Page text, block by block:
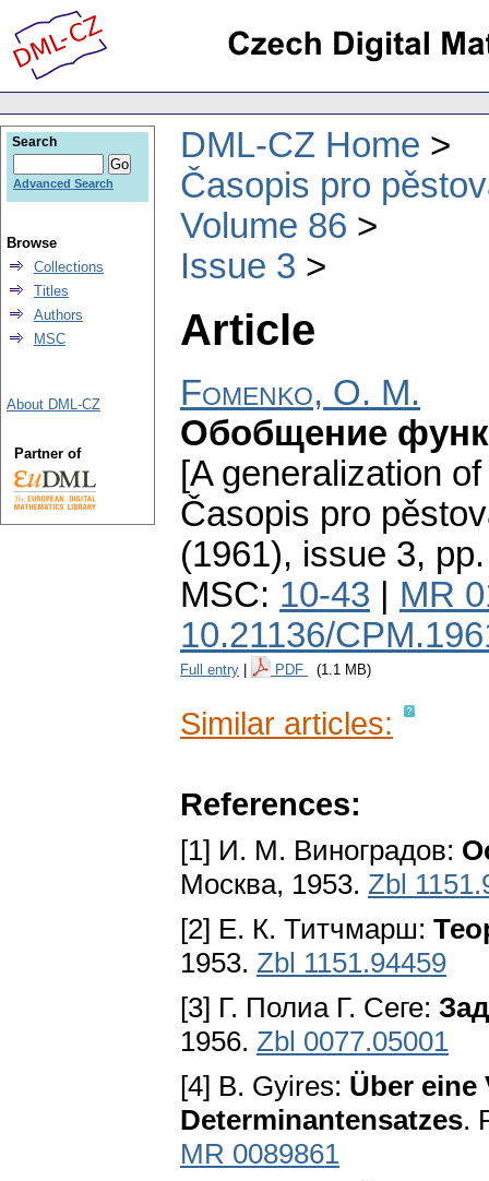
DML-CZ Home
Časopis pro
Volume 86
Issue 3
Article
Fomenko, O. M.
Обобщение
[A generalization
Časopis pro
(1961), issue 3,
MSC: 10-43
MR
10.21136/
Full entry PDF (1.1 MB)
Similar articles:
References:
[1] И. М. Виноградов:
Москва, 1953. Zbl
[2] Е. К. Титчмарш:
1953. Zbl 1151.94459
[3] Г. Полиа Г. Сеге:
1956. Zbl 0077.05001
[4] В. Gyires: Über eine
Determinantensatzes.
MR 0089861
Search
Advanced Search
Browse
Collections
Titles
Authors
MSC
About DML-CZ
Partner of